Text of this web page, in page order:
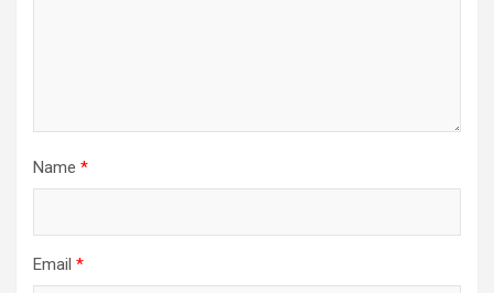
Name *
Email *